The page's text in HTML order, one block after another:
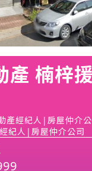
產 楠梓
產經紀人|房屋仲介
紀人|房屋仲介公司